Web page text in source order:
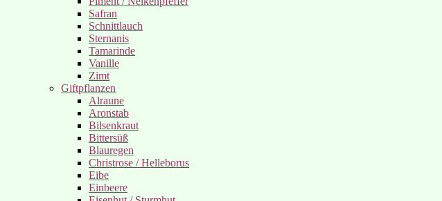
Safran
Schnittlauch
Sternanis
Tamarinde
Vanille
Zimt
Giftpflanzen
Alraune
Aronstab
Bilsenkraut
Bittersüß
Blauregen
Christrose / Helleborus
Eibe
Einbeere